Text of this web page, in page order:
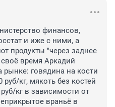
финансов,
и иже с ними, а
продукты "через заднее
время Аркадий
рынке: говядина на кости
кг, мякоть без костей
кг в зависимости от
враньё в